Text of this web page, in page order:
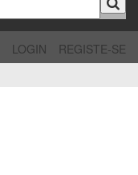
LOGIN REGISTE-SE